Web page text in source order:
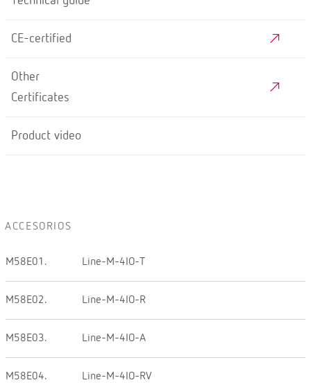
CE-certified
Other
Certificates
Product video
ACCESORIOS
M58E01. Line-M-4IO-T
M58E02. Line-M-4IO-R
M58E03. Line-M-4IO-A
M58E04. Line-M-4IO-RV